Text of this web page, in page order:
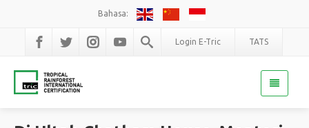
Bahasa:
Login E-Tric TATS